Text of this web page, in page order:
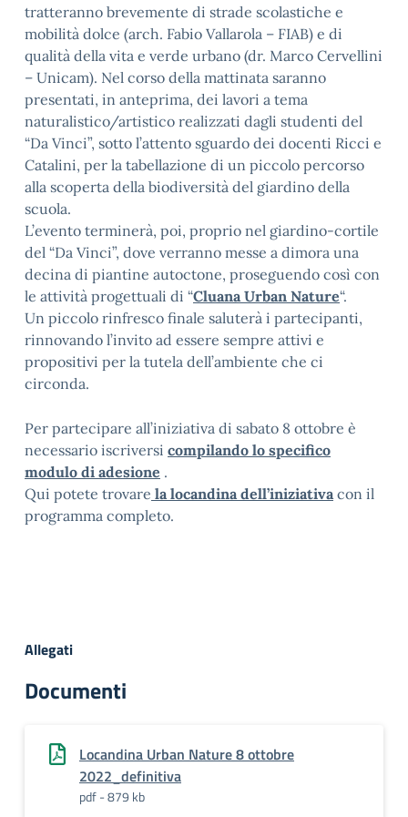
tratteranno brevemente di strade scolastiche e
mobilità dolce (arch. Fabio Vallarola – FIAB) e di
qualità della vita e verde urbano (dr. Marco Cervellini
– Unicam). Nel corso della mattinata saranno
presentati, in anteprima, dei lavori a tema
naturalistico/artistico realizzati dagli studenti del
“Da Vinci”, sotto l’attento sguardo dei docenti Ricci e
Catalini, per la tabellazione di un piccolo percorso
alla scoperta della biodiversità del giardino della
scuola.
L’evento terminerà, poi, proprio nel giardino-cortile
del “Da Vinci”, dove verranno messe a dimora una
decina di piantine autoctone, proseguendo così con
le attività progettuali di “Cluana Urban Nature“.
Un piccolo rinfresco finale saluterà i partecipanti,
rinnovando l’invito ad essere sempre attivi e
propositivi per la tutela dell’ambiente che ci
circonda.
Per partecipare all’iniziativa di sabato 8 ottobre è
necessario iscriversi compilando lo specifico
modulo di adesione .
Qui potete trovare la locandina dell’iniziativacon il
programma completo.
Allegati
Documenti
Locandina Urban Nature 8 ottobre
2022_definitiva
pdf - 879 kb